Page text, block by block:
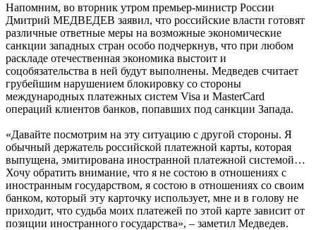
Напомним, во вторник утром премьер-министр России
Дмитрий МЕДВЕДЕВ заявил, что российские власти готовят
различные ответные меры на возможные экономические
санкции западных стран особо подчеркнув, что при любом
раскладе отечественная экономика выстоит и
соцобязательства в ней будут выполнены. Медведев считает
грубейшим нарушением блокировку со стороны
международных платежных систем Visa и MasterCard
операций клиентов банков, попавших под санкции Запада.
«Давайте посмотрим на эту ситуацию с другой стороны. Я
обычный держатель российской платежной карты, которая
выпущена, эмитирована иностранной платежной системой…
Хочу обратить внимание, что я не состою в отношениях с
иностранным государством, я состою в отношениях со своим
банком, который эту карточку использует, мне и в голову не
приходит, что судьба моих платежей по этой карте зависит от
позиции иностранного государства», – заметил Медведев.